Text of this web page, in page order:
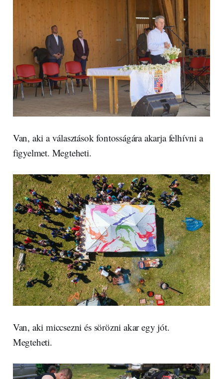
Van, aki a választások fontosságára akarja felhívni a
figyelmet. Megteheti.
Van, aki miccsezni és sörözni akar egy jót.
Megteheti.